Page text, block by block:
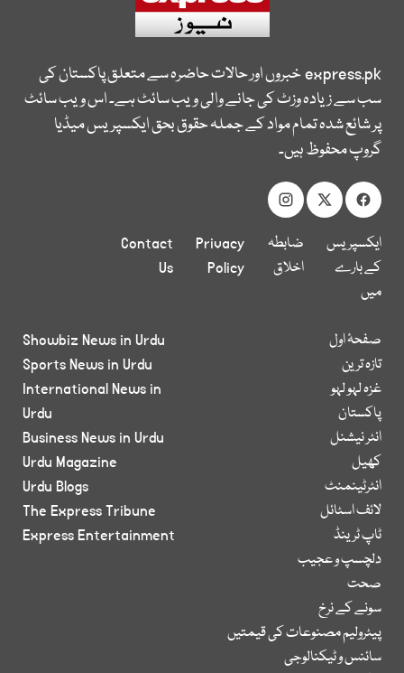
express.pkخبروں اور حالات حاضرہ سے متعلق پاکستان کی
سب سے زیادہ وزٹ کی جانے والی ویب سائٹ ہے۔ اس ویب سائٹ
پر شائع شدہ تمام مواد کے جملہ حقوق بحق ایکسپریس میڈیا
گروپ محفوظ ہیں۔
ایکسپریس
کے بارے
میں
ضابطہ
اخلاق
Privacy
Policy
Contact
Us
صفحۂ اول
تازہ ترین
غزہ لہو لہو
پاکستان
انٹر نیشنل
کھیل
انٹرٹینمنٹ
لائف اسٹائل
ٹاپ ٹرینڈ
دلچسپ و عجیب
صحت
سونے کے نرخ
پیٹرولیم مصنوعات کی قیمتیں
سائنس و ٹیکنالوجی
Showbiz News in Urdu
Sports News in Urdu
International News in
Urdu
Business News in Urdu
Urdu Magazine
Urdu Blogs
The Express Tribune
Express Entertainment